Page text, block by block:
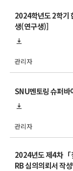
2024학년도 2학기
생(연구생)]
관리자
SNU멘토링 슈퍼바
관리자
2024년도 제4차 「
RB 심의의뢰서 작